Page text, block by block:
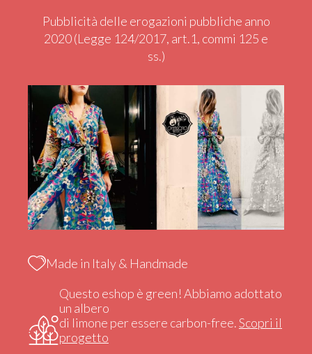
Pubblicità delle erogazioni pubbliche anno
2020 (Legge 124/2017, art.1, commi 125 e
ss.)
Made in Italy & Handmade
Questo eshop è green! Abbiamo adottato
un albero
di limone per essere carbon-free.Scopri il
progetto